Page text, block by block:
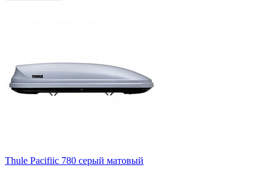
Thule Pacifiic 780 серый матовый